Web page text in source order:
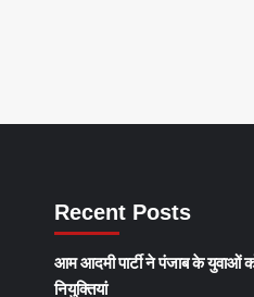
Recent Posts
आम आदमी पार्टी ने पंजाब के युवाओं
नियुक्तियां